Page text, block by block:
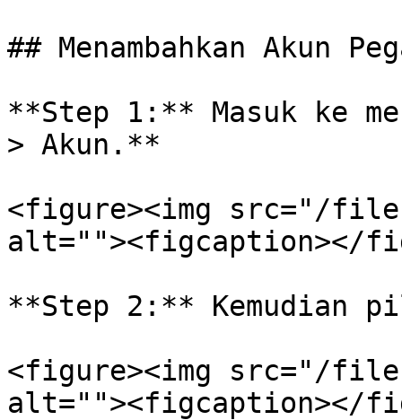
## Menambahkan Akun
**Step 1:** Masuk ke
> Akun.**
<figure><img src="/files/
alt=""><figcaption></
**Step 2:** Kemudian
<figure><img src="/files/
alt=""><figcaption></